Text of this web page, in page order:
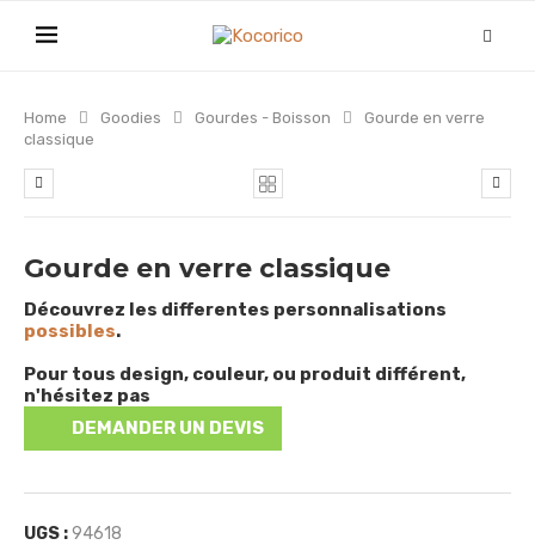
Home Goodies Gourdes - Boisson
Gourde en verre
classique
Gourde en verre classique
Découvrez les differentes personnalisations
possibles.
Pour tous design, couleur, ou produit différent,
n'hésitez pas
DEMANDER UN DEVIS
UGS :94618